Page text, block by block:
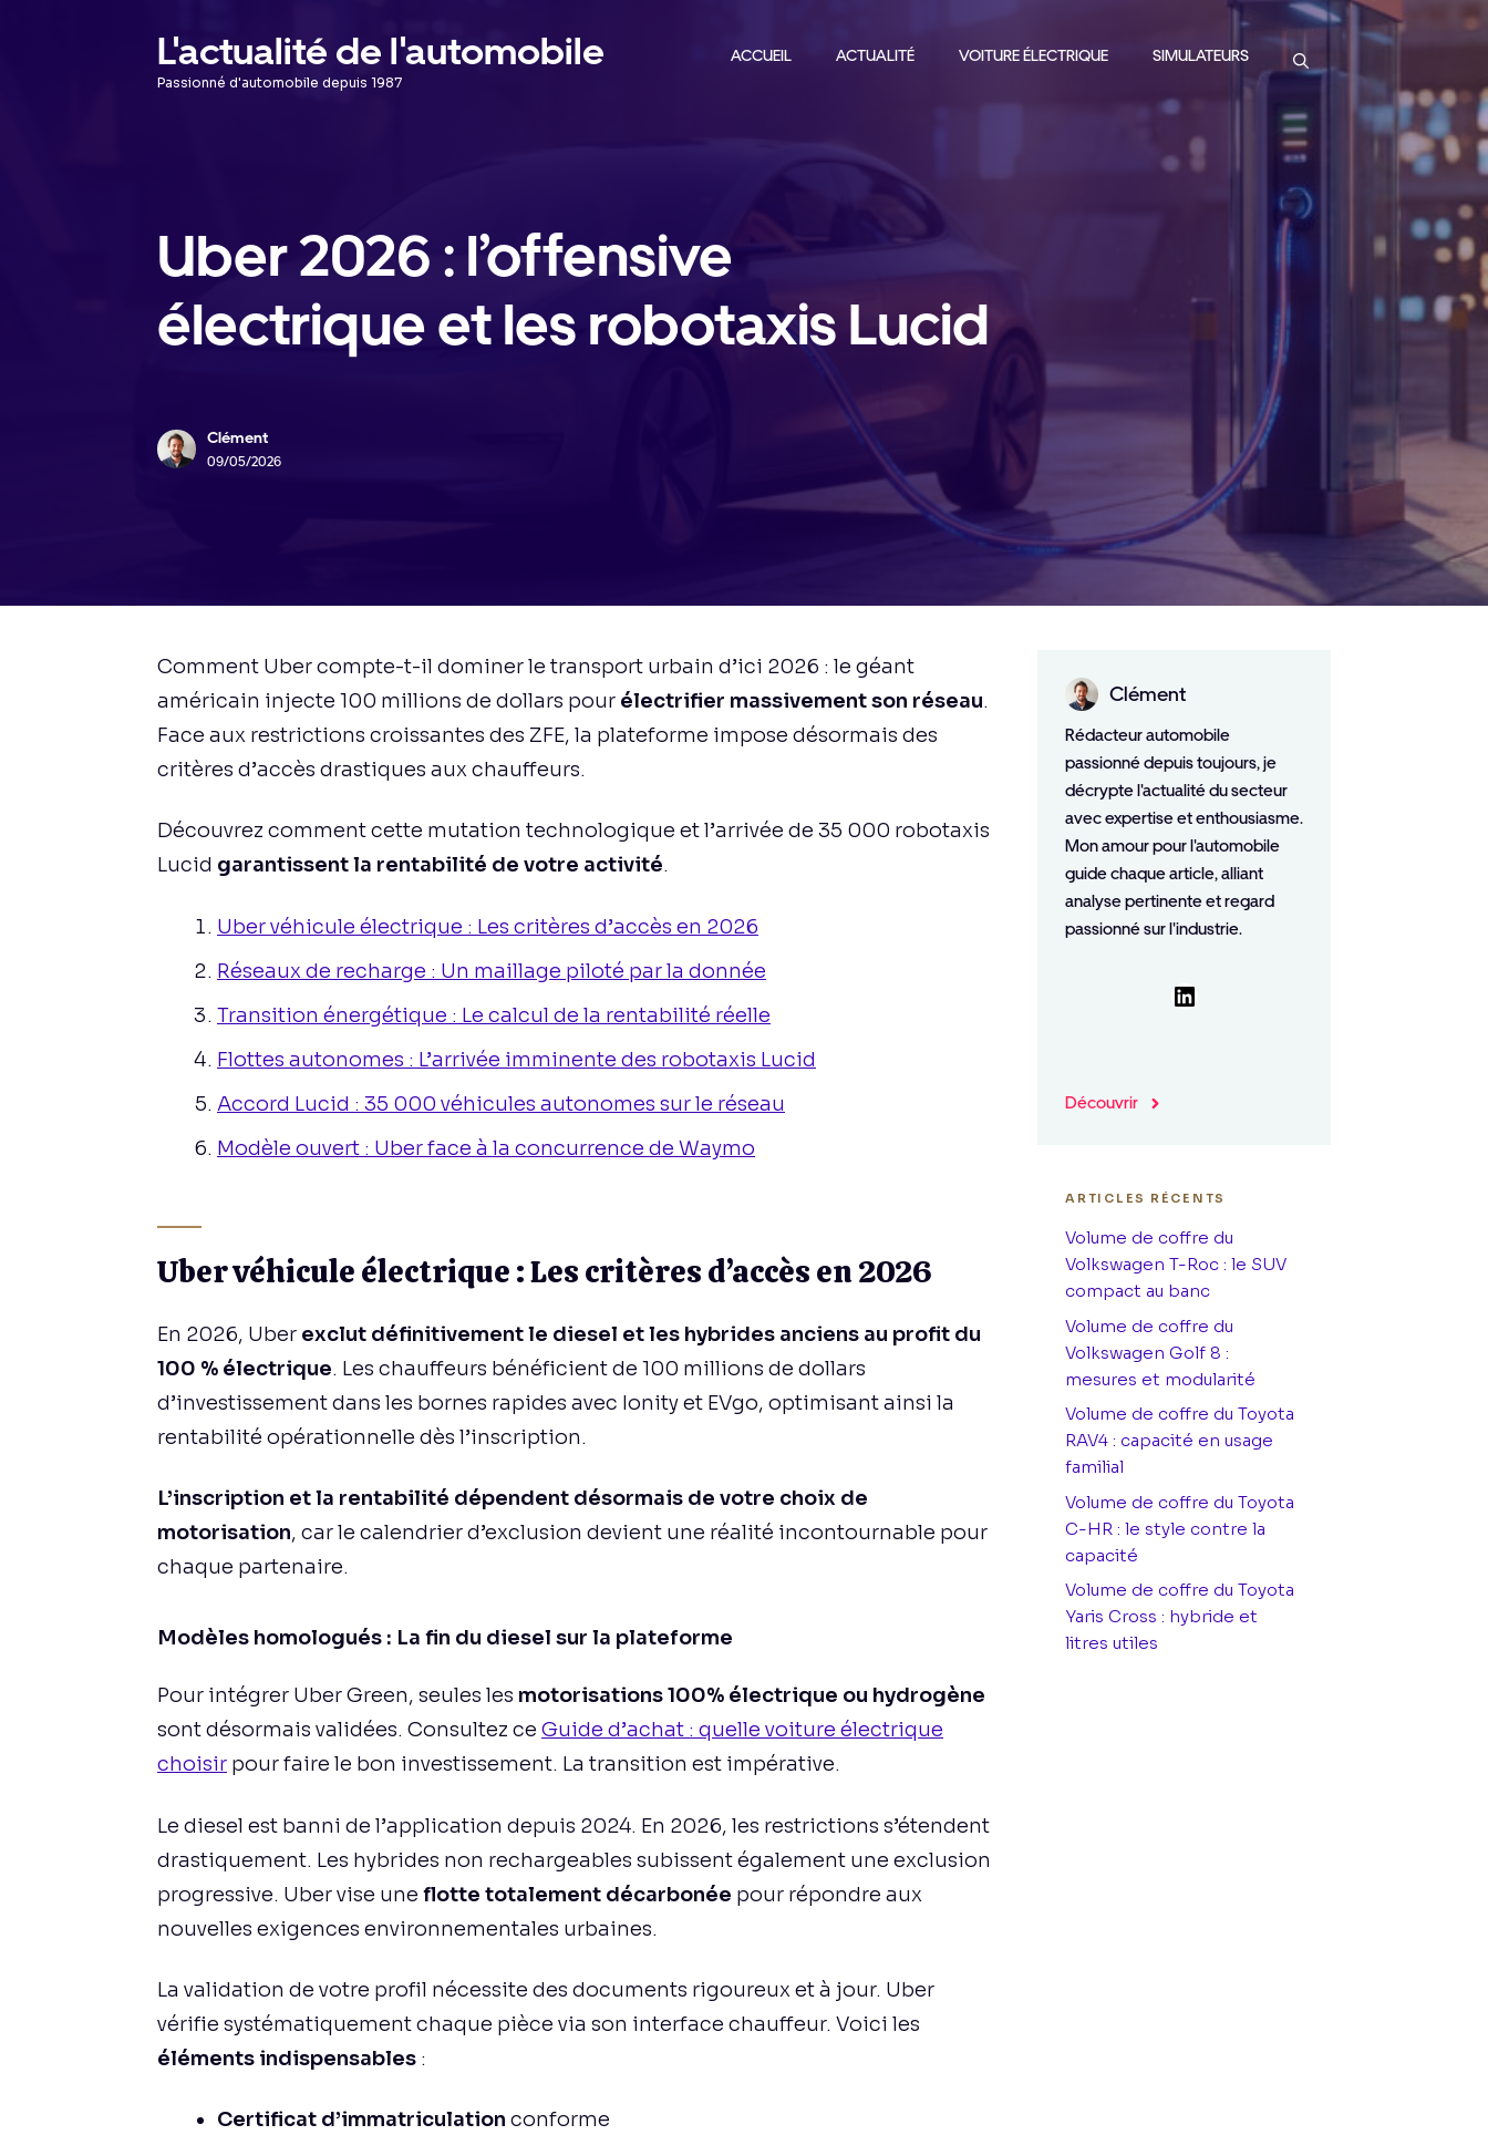
L'actualité de l'automobile
Passionné d'automobile depuis 1987
ACCUEIL ACTUALITÉ VOITURE ÉLECTRIQUE SIMULATEURS
Uber 2026 : l’offensive
électrique et les robotaxis Lucid
Clément
09/05/2026
Comment Uber compte-t-il dominer le transport urbain d’ici 2026 : le géant
américain injecte 100 millions de dollars pour électrifier massivement son réseau.
Face aux restrictions croissantes des ZFE, la plateforme impose désormais des
critères d’accès drastiques aux chauffeurs.
Découvrez comment cette mutation technologique et l’arrivée de 35 000 robotaxis
Lucid garantissent la rentabilité de votre activité.
Uber véhicule électrique : Les critères d’accès en 2026
Réseaux de recharge : Un maillage piloté par la donnée
Transition énergétique : Le calcul de la rentabilité réelle
Flottes autonomes : L’arrivée imminente des robotaxis Lucid
Accord Lucid : 35 000 véhicules autonomes sur le réseau
Modèle ouvert : Uber face à la concurrence de Waymo
Uber véhicule électrique : Les critères d’accès en 2026
En 2026, Uber exclut définitivement le diesel et les hybrides anciens au profit du
100 % électrique. Les chauffeurs bénéficient de 100 millions de dollars
d’investissement dans les bornes rapides avec Ionity et EVgo, optimisant ainsi la
rentabilité opérationnelle dès l’inscription.
L’inscription et la rentabilité dépendent désormais de votre choix de
motorisation, car le calendrier d’exclusion devient une réalité incontournable pour
chaque partenaire.
Modèles homologués : La fin du diesel sur la plateforme
Pour intégrer Uber Green, seules les motorisations 100% électrique ou hydrogène
sont désormais validées. Consultez ce Guide d’achat : quelle voiture électrique
choisir pour faire le bon investissement. La transition est impérative.
Le diesel est banni de l’application depuis 2024. En 2026, les restrictions s’étendent
drastiquement. Les hybrides non rechargeables subissent également une exclusion
progressive. Uber vise une flotte totalement décarbonée pour répondre aux
nouvelles exigences environnementales urbaines.
La validation de votre profil nécessite des documents rigoureux et à jour. Uber
vérifie systématiquement chaque pièce via son interface chauffeur. Voici les
éléments indispensables :
Certificat d’immatriculation conforme
Clément
Rédacteur automobile
passionné depuis toujours, je
décrypte l'actualité du secteur
avec expertise et enthousiasme.
Mon amour pour l'automobile
guide chaque article, alliant
analyse pertinente et regard
passionné sur l'industrie.
LinkedIn
Découvrir
ARTICLES RÉCENTS
Volume de coffre du
Volkswagen T-Roc : le SUV
compact au banc
Volume de coffre du
Volkswagen Golf 8 :
mesures et modularité
Volume de coffre du Toyota
RAV4 : capacité en usage
familial
Volume de coffre du Toyota
C-HR : le style contre la
capacité
Volume de coffre du Toyota
Yaris Cross : hybride et
litres utiles